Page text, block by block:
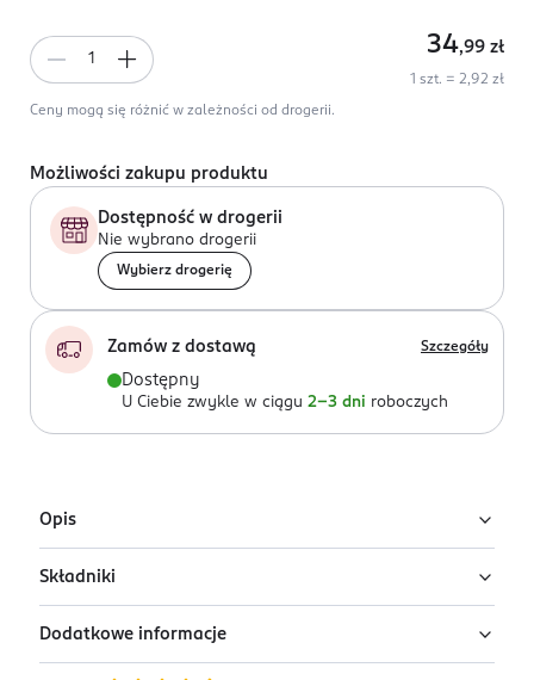
34,99 zł
1 szt. = 2,92 zł
Ceny mogą się różnić w zależności od drogerii.
Możliwości zakupu produktu
Dostępność w drogerii
Nie wybrano drogerii
Wybierz drogerię
Zamów z dostawą Szczegóły
Dostępny
U Ciebie zwykle w ciągu 2-3 dni roboczych
Opis
Durex prezerwatywy Classic - 12 szt.
• Klasyczne prezerwatywy Durex - uniwersalny i
popularny wybór, model znany na rynku od 1929 roku.
Składniki
Prezerwatywy z naturalnego lateksu.
Dodatkowe informacje